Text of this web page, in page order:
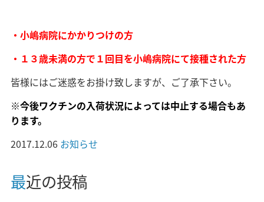
・小嶋病院にかかりつけの方
・１３歳未満の方で１回目を小嶋病院にて接種された方
皆様にはご迷惑をお掛け致しますが、ご了承下さい。
※今後ワクチンの入荷状況によっては中止する場合もあ
ります。
2017.12.06 お知らせ
最近の投稿